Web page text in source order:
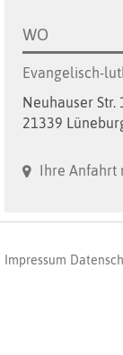
WO
Evangelisch-
Neuhauser Str.
21339
Ihre Anfahrt
Impressum